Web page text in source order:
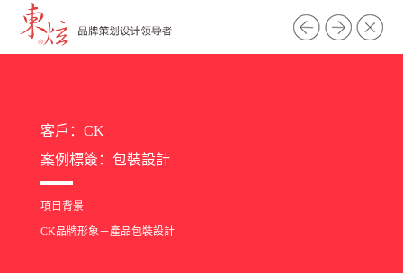
客戶：CK
案例標簽： 包裝設計
項目背景
CK品牌形象－產品包裝設計